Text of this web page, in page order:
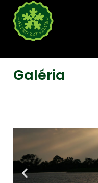
Galéria